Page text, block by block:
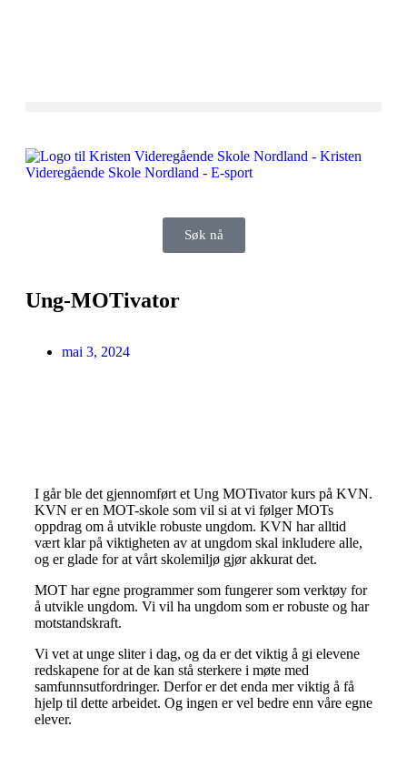
Søk nå
Ung-MOTivator
mai 3, 2024
I går ble det gjennomført et Ung MOTivator kurs på KVN.
KVN er en MOT-skole som vil si at vi følger MOTs
oppdrag om å utvikle robuste ungdom. KVN har alltid
vært klar på viktigheten av at ungdom skal inkludere alle,
og er glade for at vårt skolemiljø gjør akkurat det.
MOT har egne programmer som fungerer som verktøy for
å utvikle ungdom. Vi vil ha ungdom som er robuste og har
motstandskraft.
Vi vet at unge sliter i dag, og da er det viktig å gi elevene
redskapene for at de kan stå sterkere i møte med
samfunnsutfordringer. Derfor er det enda mer viktig å få
hjelp til dette arbeidet. Og ingen er vel bedre enn våre egne
elever.